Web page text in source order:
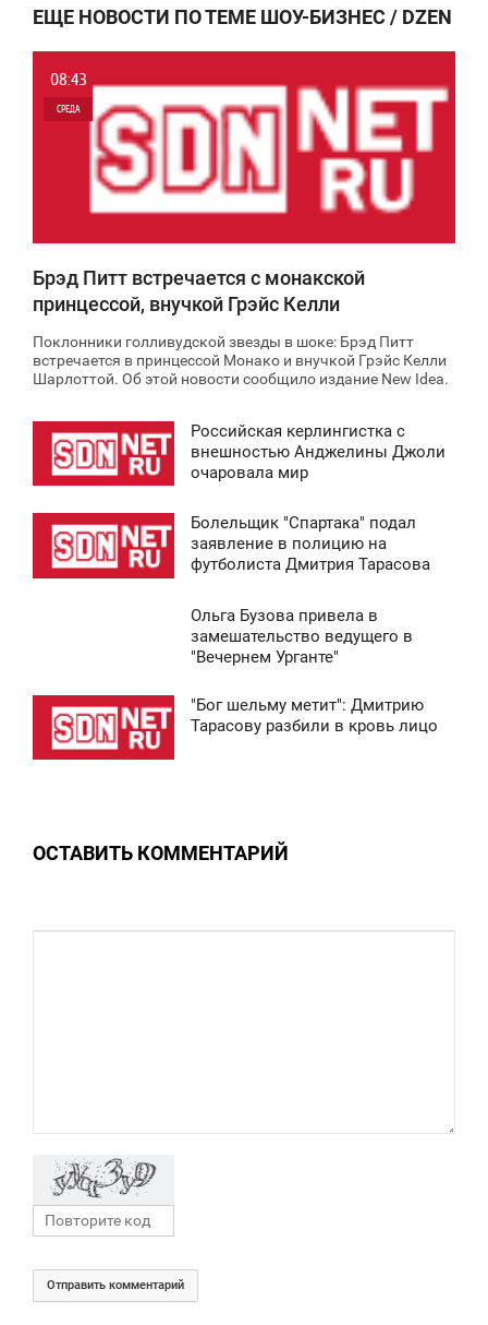
ЕЩЕ НОВОСТИ ПО ТЕМЕ ШОУ-БИЗНЕС / DZEN
08:43
СРЕДА
Брэд Питт встречается с монакской
принцессой, внучкой Грэйс Келли
Поклонники голливудской звезды в шоке: Брэд Питт
встречается в принцессой Монако и внучкой Грэйс Келли
Шарлоттой. Об этой новости сообщило издание New Ideа.
Российская керлингистка с
внешностью Анджелины Джоли
очаровала мир
Болельщик "Спартака" подал
заявление в полицию на
футболиста Дмитрия Тарасова
Ольга Бузова привела в
замешательство ведущего в
"Вечернем Урганте"
"Бог шельму метит": Дмитрию
Тарасову разбили в кровь лицо
ОСТАВИТЬ КОММЕНТАРИЙ
Отправить комментарий